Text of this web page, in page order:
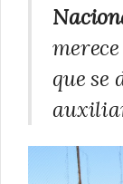
que se